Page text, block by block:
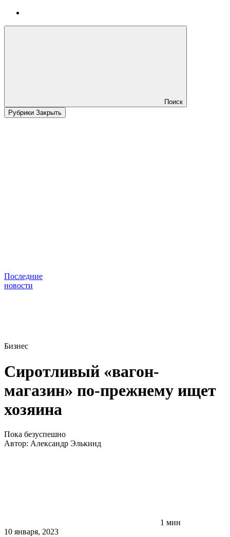
Поиск
Рубрики Закрыть
Последние
новости
Бизнес
Сиротливый «вагон-
магазин» по-прежнему ищет
хозяина
Пока безуспешно
Автор: Александр Элькинд
1 мин
10 января, 2023